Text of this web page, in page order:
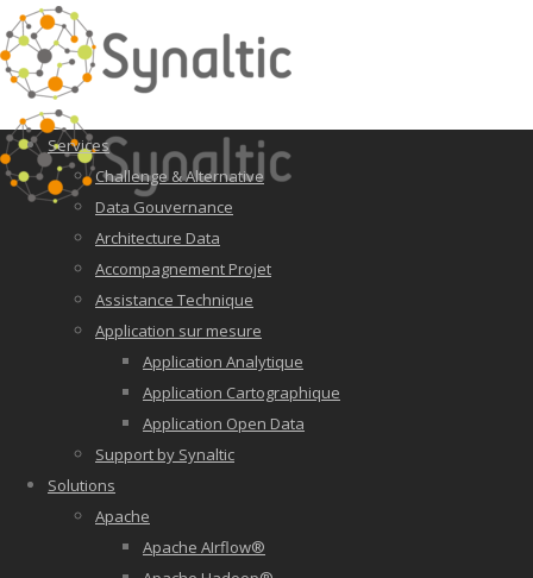
Services
Challenge & Alternative
Data Gouvernance
Architecture Data
Accompagnement Projet
Assistance Technique
Application sur mesure
Application Analytique
Application Cartographique
Application Open Data
Support by Synaltic
Solutions
Apache
Apache AIrflow®